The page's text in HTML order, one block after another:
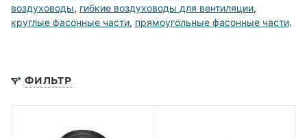
воздуховоды, гибкие воздуховоды для вентиляции,
круглые фасонные части, прямоугольные фасонные части.
ФИЛЬТР